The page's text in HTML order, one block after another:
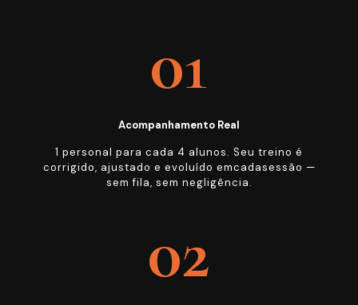
01
Acompanhamento Real
1 personal para cada 4 alunos. Seu treino é
corrigido, ajustado e evoluído emcadasessão —
sem fila, sem negligência.
02